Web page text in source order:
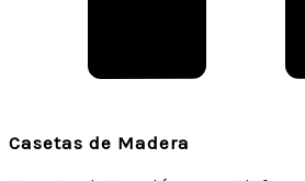
Casetas de Madera